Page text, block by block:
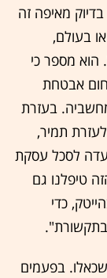
מאיפה זה
בעולם,
הוא מספר כי
אבטחת
בעזרת
תמיר,
לסכל עסקת
טיפלנו גם
כדי
בתקשורת".
בפעמים